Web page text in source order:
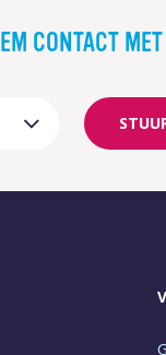
CONTACT